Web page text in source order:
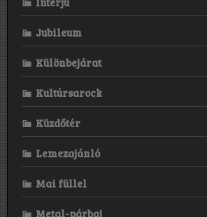
Jubileum
Különbejárat
Kultúrsarock
Küzdőtér
Lemezajánló
Mai füllel
Metal-párbaj